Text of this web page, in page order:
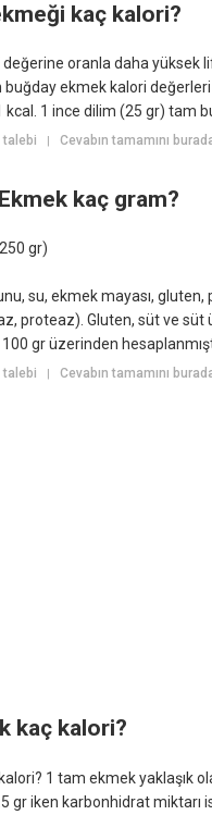
kaç kalori?
oranla daha yüksek
buğday ekmek kalori
kcal. 1 ince dilim (25 gr) tam
talebi Cevabın tamamını
kaç gram?
gr)
su, ekmek mayası,
proteaz). Gluten, süt ve süt
gr üzerinden
talebi Cevabın tamamını
kaç kalori?
1 tam ekmek yaklaşık
gr iken karbonhidrat miktarı